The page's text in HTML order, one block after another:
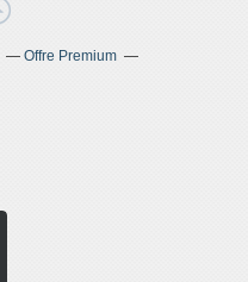
Offre Premium